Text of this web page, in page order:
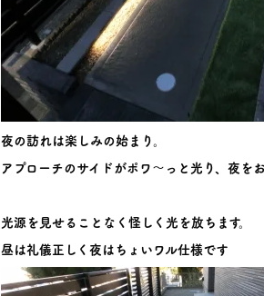
夜の訪れは楽しみの始まり。
アプローチのサイドがポワ～っと光り、夜をお
光源を見せることなく怪しく光を放ちます。
昼は礼儀正しく夜はちょいワル仕様です